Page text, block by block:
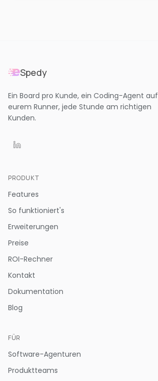
Spedy
Ein Board pro Kunde, ein Coding-Agent auf
eurem Runner, jede Stunde am richtigen
Kunden.
PRODUKT
Features
So funktioniert's
Erweiterungen
Preise
ROI-Rechner
Kontakt
Dokumentation
Blog
FÜR
Software-Agenturen
Produktteams